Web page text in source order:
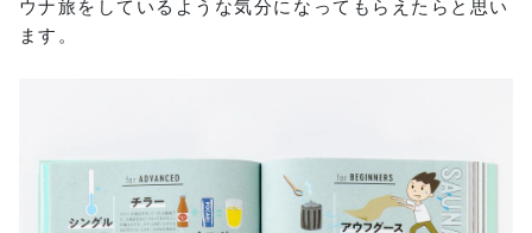
ウナ旅をしているような気分になってもらえたらと思い
ます。